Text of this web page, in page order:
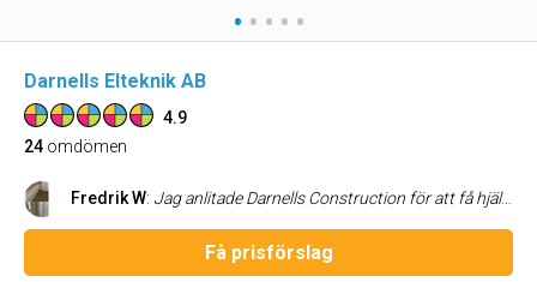
• • • • •
Darnells Elteknik AB
4.9
24 omdömen
Fredrik W: Jag anlitade Darnells Construction för att få hjälp med byte av samtliga strömbrytare samt väguttag, strömdragning och infällning av dimmerdosa i vägg. Jag beställde även hjälp med montering/inpassning av lister, dörrkarmar samt dörrfoder. Jag fick mycket bra service och resultatet blev utmärkt. Peter lämnade förslag på lösningar och var mycket tillmötesgående. Kabeldragning gjordes mycket snyggt, raka och spända linjer. Finsnickerierna millimeteranpassades och ger nu ett mycket bra intryck. Darnells Construction AB följs av mina allra bästa rekommendationer.
Få prisförslag